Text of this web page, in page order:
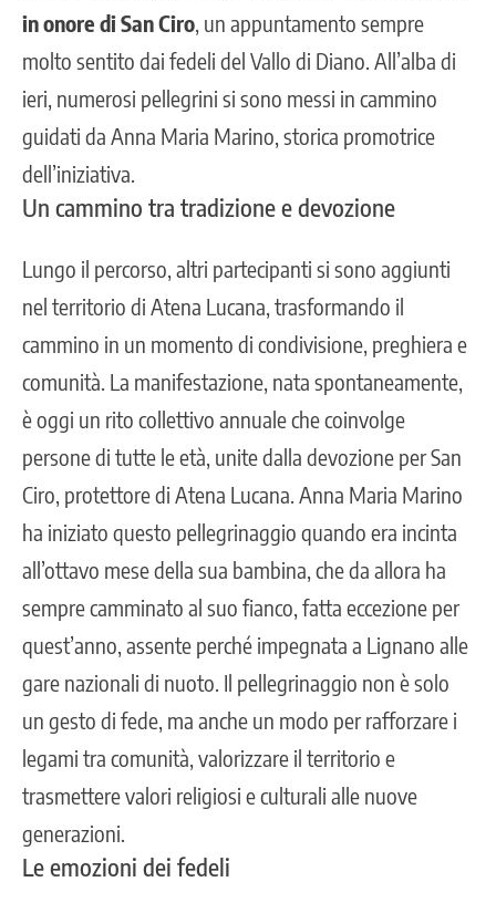
in onore di San Ciro , un appuntamento sempre
molto sentito dai fedeli del Vallo di Diano. All’alba di
ieri, numerosi pellegrini si sono messi in cammino
guidati da Anna Maria Marino, storica promotrice
dell’iniziativa.
Un cammino tra tradizione e devozione
Lungo il percorso, altri partecipanti si sono aggiunti
nel territorio di Atena Lucana, trasformando il
cammino in un momento di condivisione, preghiera e
comunità. La manifestazione, nata spontaneamente,
è oggi un rito collettivo annuale che coinvolge
persone di tutte le età, unite dalla devozione per San
Ciro, protettore di Atena Lucana. Anna Maria Marino
ha iniziato questo pellegrinaggio quando era incinta
all’ottavo mese della sua bambina, che da allora ha
sempre camminato al suo fianco, fatta eccezione per
quest’anno, assente perché impegnata a Lignano alle
gare nazionali di nuoto. Il pellegrinaggio non è solo
un gesto di fede, ma anche un modo per rafforzare i
legami tra comunità, valorizzare il territorio e
trasmettere valori religiosi e culturali alle nuove
generazioni.
Le emozioni dei fedeli